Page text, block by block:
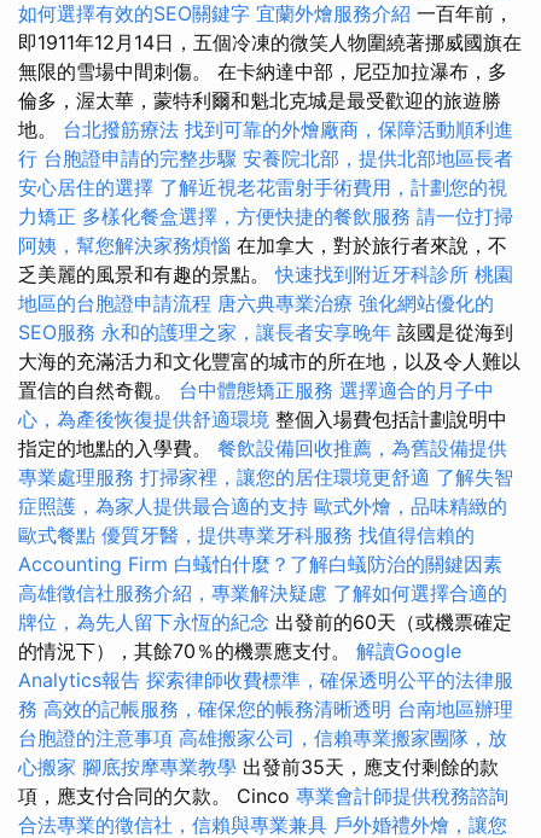
如何選擇有效的SEO關鍵字 宜蘭外燴服務介紹 一百年前，
即1911年12月14日，五個冷凍的微笑人物圍繞著挪威國旗在
無限的雪場中間刺傷。 在卡納達中部，尼亞加拉瀑布，多
倫多，渥太華，蒙特利爾和魁北克城是最受歡迎的旅遊勝
地。 台北撥筋療法 找到可靠的外燴廠商，保障活動順利進
行 台胞證申請的完整步驟 安養院北部，提供北部地區長者
安心居住的選擇 了解近視老花雷射手術費用，計劃您的視
力矯正 多樣化餐盒選擇，方便快捷的餐飲服務 請一位打掃
阿姨，幫您解決家務煩惱 在加拿大，對於旅行者來說，不
乏美麗的風景和有趣的景點。快速找到附近牙科診所 桃園
地區的台胞證申請流程 唐六典專業治療 強化網站優化的
SEO服務 永和的護理之家，讓長者安享晚年 該國是從海到
大海的充滿活力和文化豐富的城市的所在地，以及令人難以
置信的自然奇觀。 台中體態矯正服務 選擇適合的月子中
心，為產後恢復提供舒適環境 整個入場費包括計劃說明中
指定的地點的入學費。 餐飲設備回收推薦，為舊設備提供
專業處理服務 打掃家裡，讓您的居住環境更舒適 了解失智
症照護，為家人提供最合適的支持 歐式外燴，品味精緻的
歐式餐點 優質牙醫，提供專業牙科服務 找值得信賴的
Accounting Firm 白蟻怕什麼？了解白蟻防治的關鍵因素
高雄徵信社服務介紹，專業解決疑慮 了解如何選擇合適的
牌位，為先人留下永恆的紀念 出發前的60天（或機票確定
的情況下），其餘70％的機票應支付。 解讀Google
Analytics報告 探索律師收費標準，確保透明公平的法律服
務 高效的記帳服務，確保您的帳務清晰透明 台南地區辦理
台胞證的注意事項 高雄搬家公司，信賴專業搬家團隊，放
心搬家 腳底按摩專業教學 出發前35天，應支付剩餘的款
項，應支付合同的欠款。 Cinco 專業會計師提供稅務諮詢
合法專業的徵信社，信賴與專業兼具 戶外婚禮外燴，讓您